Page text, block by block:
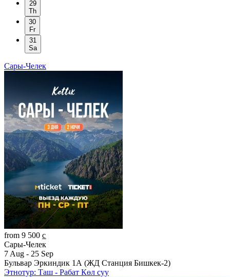
29
Th
30
Fr
31
Sa
Сары-Челек
from 9 500 c̲
Сары-Челек
7 Aug - 25 Sep
Бульвар Эркиндик 1А (ЖД Станция Бишкек-2)
Этнотур: Таш - Рабат Көл суу